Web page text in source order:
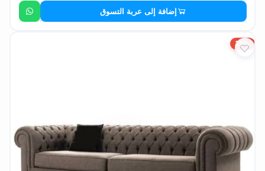
إضافة إلى عربة التسوق
15%